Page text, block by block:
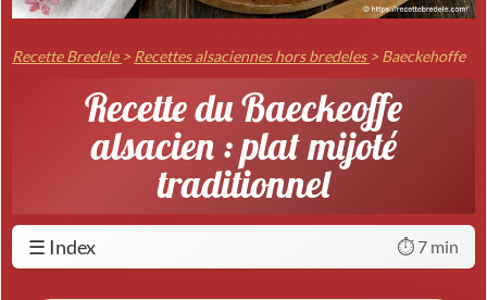
Recette Bredele > Recettes alsaciennes hors bredeles > Baeckehoffe
Recette du Baeckeoffe
alsacien : plat mijoté
traditionnel
☰ Index ⏱️ 7 min